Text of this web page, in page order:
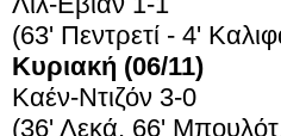
(63' Πεντρετί - 4'
Κυριακή (06/11)
Καέν-Ντιζόν 3-0
(36' Λεκά, 66'